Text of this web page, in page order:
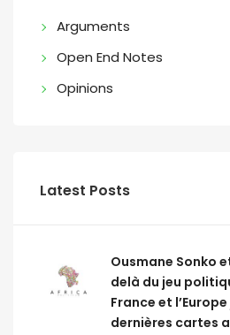
Arguments
Open End Notes
Opinions
Latest Posts
Ousmane Sonko
delà du jeu
France et
dernières cartes